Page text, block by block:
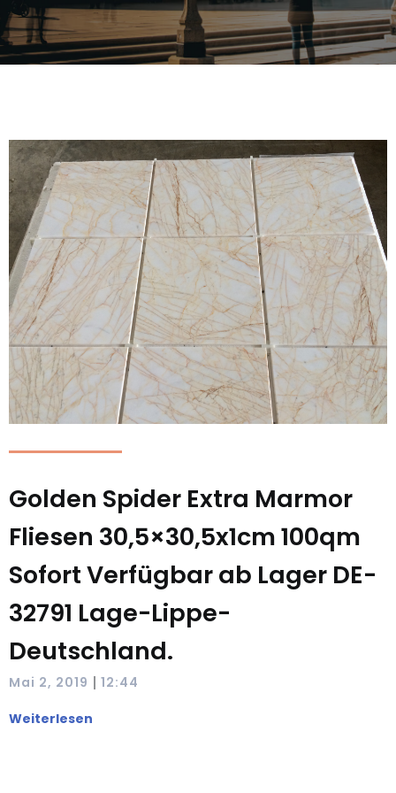
Golden Spider Extra Marmor
Fliesen 30,5×30,5x1cm 100qm
Sofort Verfügbar ab Lager DE-
32791 Lage-Lippe-
Deutschland.
Mai 2, 2019 | 12:44
Weiterlesen